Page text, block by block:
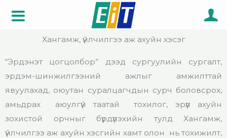
Хангамж, үйлчилгээ аж ахуйн хэсэг
“Эрдэнэт цогцолбор” дээд сургуулийн сургалт,
эрдэм-шинжилгээний ажлыг амжилттай
явуулахад, оюутан суралцагчдын сурч боловсрох,
амьдрах аюулгүй таатай тохилог, эрүүл ахуйн
зохистой орчныг бүрдүүлэхийн тулд Хангамж,
үйлчилгээ аж ахуйн хэсгийн хамт олон нь тохижилт,